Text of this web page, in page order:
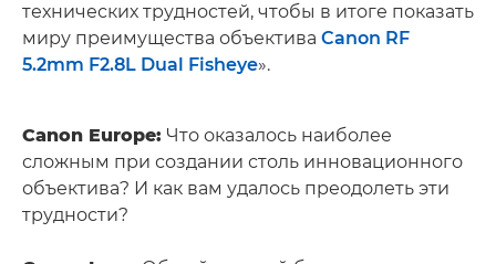
технических трудностей, чтобы в итоге показать
миру преимущества объектива Canon RF
5.2mm F2.8L Dual Fisheye».
Canon Europe: Что оказалось наиболее
сложным при создании столь инновационного
объектива? И как вам удалось преодолеть эти
трудности?